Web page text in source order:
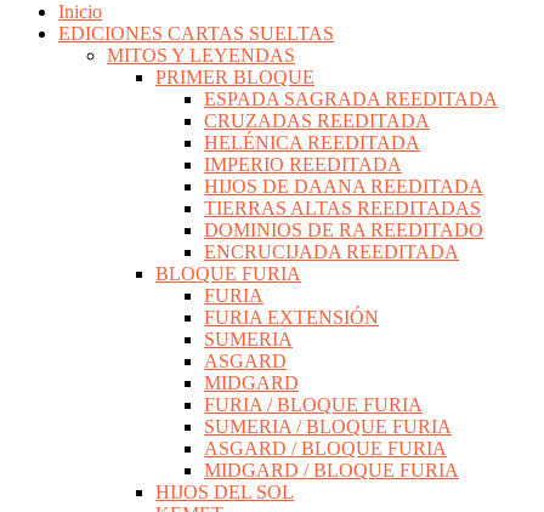
Inicio
EDICIONES CARTAS SUELTAS
MITOS Y LEYENDAS
PRIMER BLOQUE
ESPADA SAGRADA REEDITADA
CRUZADAS REEDITADA
HELÉNICA REEDITADA
IMPERIO REEDITADA
HIJOS DE DAANA REEDITADA
TIERRAS ALTAS REEDITADAS
DOMINIOS DE RA REEDITADO
ENCRUCIJADA REEDITADA
BLOQUE FURIA
FURIA
FURIA EXTENSIÓN
SUMERIA
ASGARD
MIDGARD
FURIA / BLOQUE FURIA
SUMERIA / BLOQUE FURIA
ASGARD / BLOQUE FURIA
MIDGARD / BLOQUE FURIA
HIJOS DEL SOL